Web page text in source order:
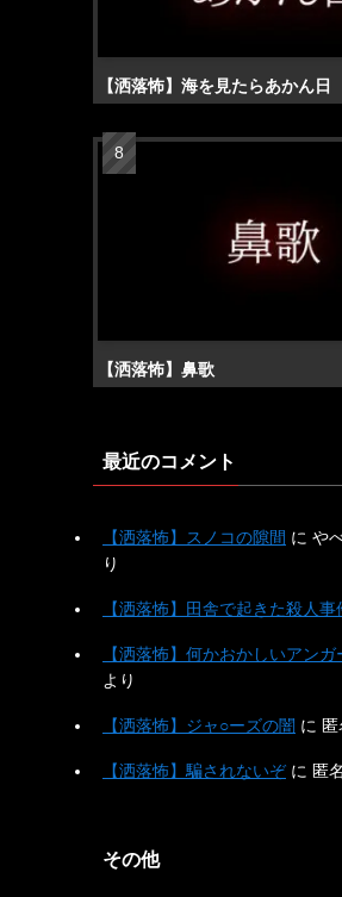
【洒落怖】海を見たらあかん日
【洒落怖】鼻歌
最近のコメント
【洒落怖】スノコの隙間 に や
り
【洒落怖】田舎で起きた殺人事
【洒落怖】何かおかしいアンガ
より
【洒落怖】ジャ○ーズの闇 に 匿
【洒落怖】騙されないぞに 匿名
その他